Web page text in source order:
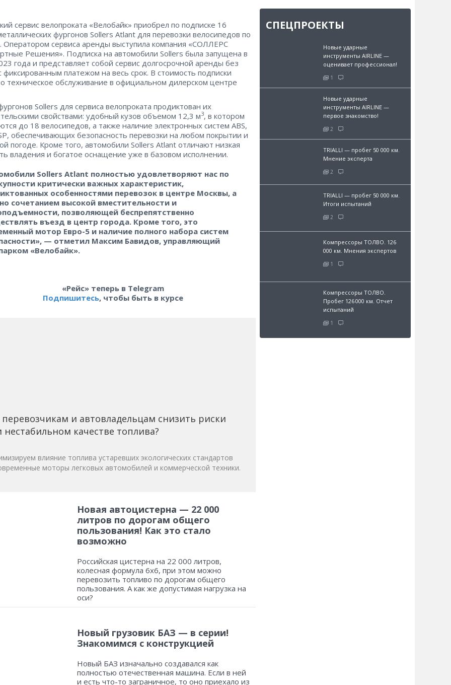
сервис велопроката «Велобайк» приобрел по подписке 16
фургонов Sollers Atlant для перевозки велосипедов по
Оператором сервиса аренды выступила компания «СОЛЛЕРС
Решения». Подписка на автомобили Sollers была запущена в
года и представляет собой сервис долгосрочной аренды без
фиксированным платежом на весь срок. В стоимость подписки
техническое обслуживание в официальном дилерском центре
Sollers для сервиса велопроката продиктован их
свойствами: удобный кузов объемом 12,3 м3, в котором
до 18 велосипедов, а также наличие электронных систем ABS,
обеспечивающих безопасность перевозки на любом покрытии и
погоде. Кроме того, автомобили Sollers Atlant отличают низкая
владения и богатое оснащение уже в базовом исполнении.
Sollers Atlant полностью удовлетворяют нас по
критически важных характеристик,
особенностями перевозок в центре Москвы, а
сочетанием высокой вместительности и
позволяющей беспрепятственно
въезд в центр города. Кроме того, это
мотор Евро-5 и наличие полного набора систем
— отметил Максим Бавидов, управляющий
«Велобайк».
«Рейс» теперь в Telegram
Подпишитесь, чтобы быть в курсе
перевозчикам и автовладельцам снизить риски
нестабильном качестве топлива?
влияние топлива устаревших экологических стандартов
моторы легковых автомобилей и коммерческой техники.
Новая автоцистерна — 22 000
литров по дорогам общего
пользования! Как это стало
возможно
Российская цистерна на 22 000 литров,
колесная формула 6х6, при этом можно
перевозить топливо по дорогам общего
пользования. А как же допустимая нагрузка на
оси?
Новый грузовик БАЗ — в серии!
Знакомимся с конструкцией
Новый БАЗ изначально создавался как
полностью отечественная машина. Если в ней
и есть что-то заграничное, то оно приехало из
СПЕЦПРОЕКТЫ
Новые ударные
инструменты AIRLINE —
оценивает профессионал!
1
Новые ударные
инструменты AIRLINE —
первое знакомство!
2
TRIALLI — пробег 50 000 км.
Мнение эксперта
2
TRIALLI — пробег 50 000 км.
Итоги испытаний
2
Компрессоры ТОЛВО. 126
000 км. Мнения экспертов
1
Компрессоры ТОЛВО.
Пробег 126 000 км. Отчет
испытаний
1